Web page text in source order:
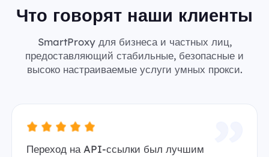
Что говорят наши клиенты
SmartProxy для бизнеса и частных лиц,
предоставляющий стабильные, безопасные и
высоко настраиваемые услуги умных прокси.
Переход на API-ссылки был лучшим